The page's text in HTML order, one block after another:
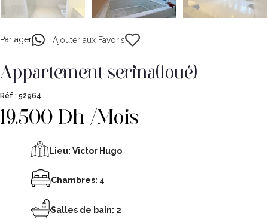
Ajouter aux Favoris
Partager
appartement serina(loué)
Réf : 52964
19.500 Dh /Mois
Lieu: Victor Hugo
Chambres: 4
Salles de bain: 2